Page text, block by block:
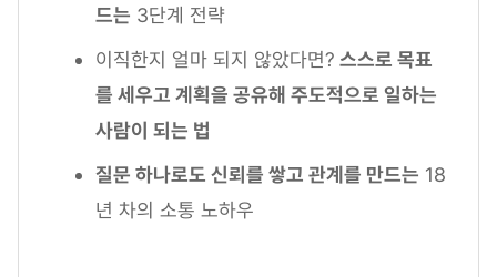
드는 3단계 전략
이직한지 얼마 되지 않았다면? 스스로 목표
를 세우고 계획을 공유해 주도적으로 일하는
사람이 되는 법
질문 하나로도 신뢰를 쌓고 관계를 만드는 18
년 차의 소통 노하우